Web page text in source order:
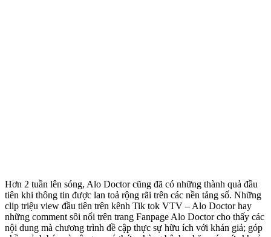
Hơn 2 tuần lên sóng, Alo Doctor cũng đã có những thành quả đầu
tiên khi thông tin được lan toả rộng rãi trên các nền tảng số. Những
clip triệu view đầu tiên trên kênh Tik tok VTV – Alo Doctor hay
những comment sôi nổi trên trang Fanpage Alo Doctor cho thấy các
nội dung mà chương trình đề cập thực sự hữu ích với khán giả; góp